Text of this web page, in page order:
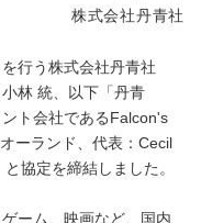
株式会社丹青社
行う株式会社丹青社
林 統、以下「丹青
ト会社であるFalcon's
ーランド、代表：Cecil
協定を締結しました。
ーム、映画など、国内